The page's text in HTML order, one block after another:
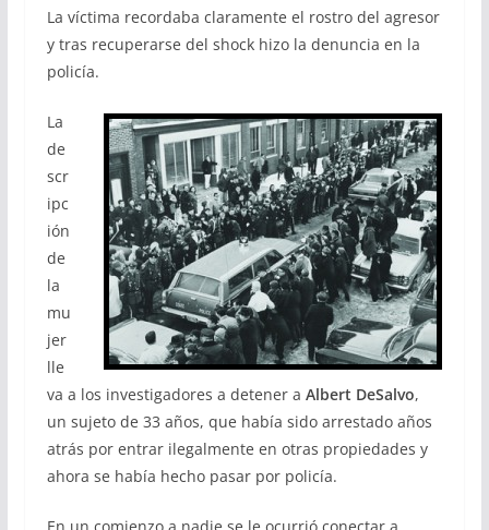
La víctima recordaba claramente el rostro del agresor
y tras recuperarse del shock hizo la denuncia en la
policía.
La
de
scr
ipc
ión
de
la
mu
jer
lle
va a los investigadores a detener a Albert DeSalvo,
un sujeto de 33 años, que había sido arrestado años
atrás por entrar ilegalmente en otras propiedades y
ahora se había hecho pasar por policía.